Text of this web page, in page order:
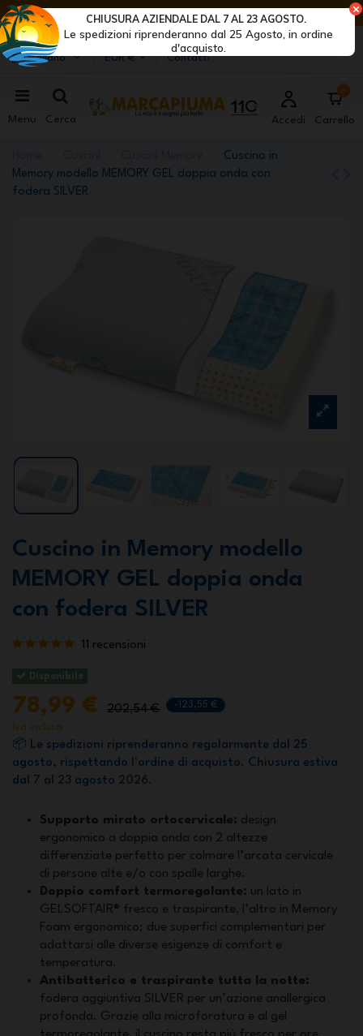
ULTIMI GIORNI DI SCONTI: AFFRETTATI! >
Marcapiuma| Produttori di materassi, cuscini e reti
Italiano
EUR € Contatti
Menu Cerca Accedi
0
Carrello
Cuscino in
Memory modello MEMORY GEL doppia onda con
fodera SILVER
Cuscino in Memory modello
MEMORY GEL doppia onda
con fodera SILVER
11 recensioni
78,99 € 202,54 € -123,55 €
Iva inclusa
📦 Le spedizioni riprenderanno regolarmente dal 25
agosto, rispettando l'ordine di acquisto. Chiusura estiva
dal 7 al 23 agosto 2026.
Supporto mirato ortocervicale: design
ergonomico a doppia onda con 2 altezze
differenziate perfetto per colmare l’arcata cervicale
di persone alte e/o con spalle larghe.
Doppio comfort termoregolante: un lato in
GELSOFTAIR® fresco e traspirante, l’altro in Memory
Foam ergonomico; due superfici complementari per
adattarsi alle diverse esigenze di comfort e
temperatura.
Antibatterico e traspirante tutta la notte:
fodera aggiuntiva SILVER per un’azione anallergica
profonda. Grazie alla microforatura e al gel
Le spedizioni riprenderanno dal 25 Agosto, in ordine
d'acquisto.
CHIUSURA AZIENDALE DAL 7 AL 23 AGOSTO.